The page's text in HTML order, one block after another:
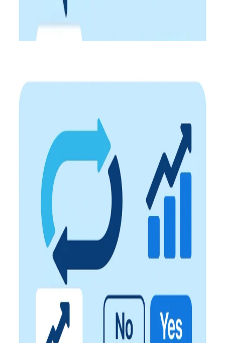
ตัดสินใจบนพื้นฐานของข้อมูล ไม่ใช่ความรู้สึก เข้าใจมุมมอง
พนักงานอย่างแท้จริง เพื่อพัฒนาองค์กรได้ตรงจุด
การรับรองที่น่าเชื่อถือ
ใช้ตรา Best Places to Work™ เพื่อยืนยันว่าองค์กรของคุณเป็น
สถานที่ทำงานที่ได้รับการยอมรับอย่างเป็นทางการ
เสริมแบรนด์นายจ้าง
สะท้อนความเป็นองค์กรคุณภาพที่ให้ความสำคัญกับคน ช่วยยก
ระดับภาพลักษณ์ทั้งในสายตาพนักงานและผู้สมัคร
พัฒนา EVP อย่างต่อเนื่อง
ประเมิน Employer Value Proposition เพื่อให้มั่นใจว่าสิ่งที่องค์กร
สื่อสาร ตรงกับประสบการณ์จริงของพนักงาน
ดึงดูดผู้สมัครคุณภาพสูง